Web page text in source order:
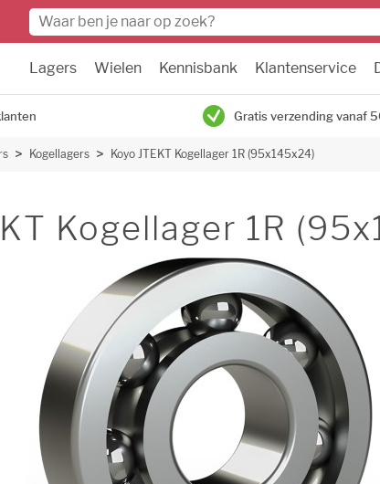
Lagers Wielen Kennisbank Klantenservice
Gratis verzending vanaf
Kogellagers Koyo JTEKT Kogellager 1R (95x145x24)
Kogellager 1R